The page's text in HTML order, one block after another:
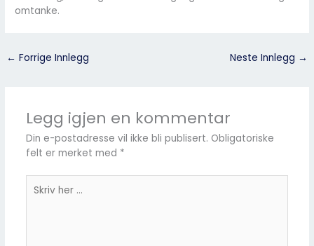
omtanke.
← Forrige Innlegg Neste Innlegg →
Legg igjen en kommentar
Din e-postadresse vil ikke bli publisert. Obligatoriske
felt er merket med *
her